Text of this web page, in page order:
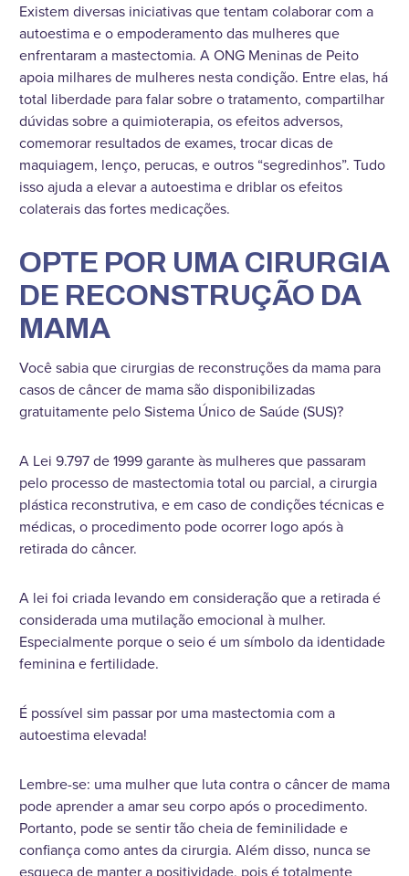
Existem diversas iniciativas que tentam colaborar com a
autoestima e o empoderamento das mulheres que
enfrentaram a mastectomia. A ONG Meninas de Peito
apoia milhares de mulheres nesta condição. Entre elas, há
total liberdade para falar sobre o tratamento, compartilhar
dúvidas sobre a quimioterapia, os efeitos adversos,
comemorar resultados de exames, trocar dicas de
maquiagem, lenço, perucas, e outros “segredinhos”. Tudo
isso ajuda a elevar a autoestima e driblar os efeitos
colaterais das fortes medicações.
OPTE POR UMA CIRURGIA
DE RECONSTRUÇÃO DA
MAMA
Você sabia que cirurgias de reconstruções da mama para
casos de câncer de mama são disponibilizadas
gratuitamente pelo Sistema Único de Saúde (SUS)?
A Lei 9.797 de 1999 garante às mulheres que passaram
pelo processo de mastectomia total ou parcial, a cirurgia
plástica reconstrutiva, e em caso de condições técnicas e
médicas, o procedimento pode ocorrer logo após à
retirada do câncer.
A lei foi criada levando em consideração que a retirada é
considerada uma mutilação emocional à mulher.
Especialmente porque o seio é um símbolo da identidade
feminina e fertilidade.
É possível sim passar por uma mastectomia com a
autoestima elevada!
Lembre-se: uma mulher que luta contra o câncer de mama
pode aprender a amar seu corpo após o procedimento.
Portanto, pode se sentir tão cheia de feminilidade e
confiança como antes da cirurgia. Além disso, nunca se
esqueça de manter a positividade, pois é totalmente